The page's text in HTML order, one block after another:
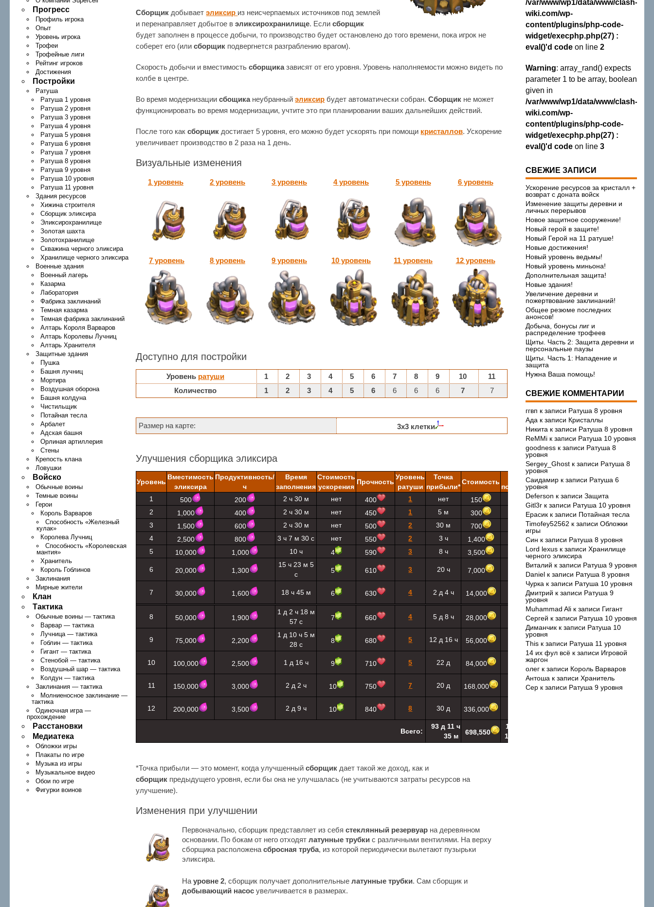
Прогресс
Профиль игрока
Опыт
Уровень игрока
Трофеи
Трофейные лиги
Рейтинг игроков
Достижения
Постройки
Ратуша
Ратуша 1 уровня
Ратуша 2 уровня
Ратуша 3 уровня
Ратуша 4 уровня
Ратуша 5 уровня
Ратуша 6 уровня
Ратуша 7 уровня
Ратуша 8 уровня
Ратуша 9 уровня
Ратуша 10 уровня
Ратуша 11 уровня
Здания ресурсов
Хижина строителя
Сборщик эликсира
Эликсирохранилище
Золотая шахта
Золотохранилище
Скважина черного эликсира
Хранилище черного эликсира
Военные здания
Военный лагерь
Казарма
Лаборатория
Фабрика заклинаний
Темная казарма
Темная фабрика заклинаний
Алтарь Короля Варваров
Алтарь Королевы Лучниц
Алтарь Хранителя
Защитные здания
Пушка
Башня лучниц
Мортира
Воздушная оборона
Башня колдуна
Чистильщик
Потайная тесла
Арбалет
Адская башня
Орлиная артиллерия
Стены
Крепость клана
Ловушки
Войско
Обычные воины
Темные воины
Герои
Король Варваров
Способность «Железный
кулак»
Королева Лучниц
Способность «Королевская
мантия»
Хранитель
Король Гоблинов
Заклинания
Мирные жители
Клан
Тактика
Обычные воины — тактика
Варвар — тактика
Лучница — тактика
Гоблин — тактика
Гигант — тактика
Стенобой — тактика
Воздушный шар — тактика
Колдун — тактика
Заклинания — тактика
Молниеносное заклинание —
тактика
Одиночная игра —
прохождение
Расстановки
Медиатека
Обложки игры
Плакаты по игре
Музыка из игры
Музыкальное видео
Обои по игре
Фигурки воинов
Сборщик добывает эликсир из неисчерпаемых источников под землей
и перенаправляет добытое вэликсирохранилище. Если сборщик
будет заполнен в процессе добычи, то производство будет остановлено до того времени, пока игрок не
соберет его (илисборщик подвергнется разграблению врагом).
Скорость добычи и вместимостьсборщиказависят от его уровня. Уровень наполняемости можно видеть по
колбе в центре.
Во время модернизациисбощиканеубранныйэликсир будет автоматически собран.Сборщик не может
функционировать во время модернизации, учтите это при планировании ваших дальнейших действий.
После того каксборщик достигает 5 уровня, его можно будет ускорять при помощи кристаллов. Ускорение
увеличивает производство в 2 раза на 1 день.
Визуальные изменения
1 уровень 2 уровень 3 уровень 4 уровень 5 уровень 6 уровень
7 уровень 8 уровень 9 уровень 10 уровень 11 уровень 12 уровень
Доступно для постройки
Уровень ратуши 1 2 3 4 5 6 7 8 9 10
11
Количество
1 2 3 4 5 6 6 6 6 7 7
Размер на карте: 3х3 клетки
Улучшения сборщика эликсира
Уровень
Вместимость
эликсира
Продуктивность/
ч
Время
заполнения
Стоимость
ускорения
Прочность
Уровень
ратуши
Точка
прибыли*
Стоимость
Время
постройки
Опыт
1 500 200 2 ч 30 м нет 400 1 нет 150 10 с
7
2
1,000 400 2 ч 30 м нет 450 1 5 м 300
17
3
1,500 600 2 ч 30 м нет 500 2 30 м 700
30
4
2,500 800 3 ч 7 м 30 с нет 550 2 3 ч 1,400
60
5
10,000 1,000 10 ч 4 590 3 8 ч 3,500 84
6 20,000 1,300
15 ч 23 м 5
с
5 610 3 20 ч 7,000
146
7 30,000 1,600 18 ч 45 м 6 630 4 2 д 4 ч 14,000 12 ч
207
8 50,000 1,900
1 д 2 ч 18 м
57 с
7 660 4 5 д 8 ч 28,000
293
9 75,000 2,200
1 д 10 ч 5 м
28 с
8 680 5 12 д 16 ч 56,000
415
10 100,000 2,500 1 д 16 ч 9 710 5 22 д 84,000
509
11 150,000 3,000 2 д 2 ч 10 750 7 20 д 168,000
587
12 200,000 3,500 2 д 9 ч 10 840 8 30 д 336,000
Всего:
93 д 11 ч
35 м
698,550
15 д 21 ч
16 м 10 с
*Точка прибыли — это момент, когда улучшенныйсборщик дает такой же доход, как и
сборщик предыдущего уровня, если бы она не улучшалась (не учитываются затраты ресурсов на
улучшение).
Изменения при улучшении
Первоначально, сборщик представляет из себястеклянный резервуар на деревянном
основании. По бокам от него отходятлатунные трубки с различными вентилями. На верху
сборщика расположенасбросная труба, из которой периодически вылетают пузырьки
эликсира.
Науровне 2, сборщик получает дополнительныелатунные трубки. Сам сборщик и
добывающий насос увеличивается в размерах.
/var/www/wp1/data/www/clash-
wiki.com/wp-
content/plugins/php-code-
widget/execphp.php(27) :
eval()'d codeon line 2
Warning: array_rand() expects
parameter 1 to be array, boolean
given in
/var/www/wp1/data/www/clash-
wiki.com/wp-
content/plugins/php-code-
widget/execphp.php(27) :
eval()'d codeon line 3
СВЕЖИЕ ЗАПИСИ
Ускорение ресурсов за кристалл +
возврат с доната войск
Изменение защиты деревни и
личных перерывов
Новое защитное сооружение!
Новый герой в защите!
Новый Герой на 11 ратуше!
Новые достижения!
Новый уровень ведьмы!
Новый уровень миньона!
Дополнительная защита!
Новые здания!
Увеличение деревни и
пожертвование заклинаний!
Общее резюме последних
анонсов!
Добыча, бонусы лиг и
распределение трофеев
Щиты. Часть 2: Защита деревни и
персональные паузы
Щиты. Часть 1: Нападение и
защита
Нужна Ваша помощь!
СВЕЖИЕ КОММЕНТАРИИ
ггвп к записи Ратуша 8 уровня
Ада к записи Кристаллы
Никита к записи Ратуша 8 уровня
ReMMiк записи Ратуша 10 уровня
goodnessк записи Ратуша 8
уровня
Sergey_Ghostк записи Ратуша 8
уровня
Саидамирк записи Ратуша 6
уровня
Deferson к записи Защита
Gitl3rк записи Ратуша 10 уровня
Ерасикк записи Потайная тесла
Timofey52562 к записи Обложки
игры
Син к записи Ратуша 8 уровня
Lord lexusк записи Хранилище
черного эликсира
Виталий к записи Ратуша 9 уровня
Danielк записи Ратуша 8 уровня
Чурка к записи Ратуша 10 уровня
Дмитрий к записи Ратуша 9
уровня
Muhammad Aliк записи Гигант
Сергей к записи Ратуша 10 уровня
Диманчикк записи Ратуша 10
уровня
Thisк записи Ратуша 11 уровня
14 их фул всёк записи Игровой
жаргон
олегк записи Король Варваров
Антоша к записи Хранитель
Серк записи Ратуша 9 уровня